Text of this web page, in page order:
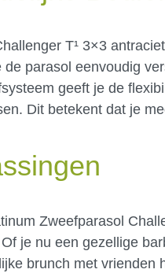
T¹ 3×3
parasol eenvoudig
geeft je de
Dit betekent dat je
Zweefparasol
je nu een gezellige
brunch met